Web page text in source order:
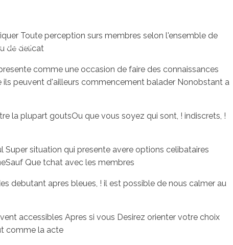
Toute perception surs membres selon l'ensemble de
de delicat
comme une occasion de faire des connaissances
peuvent d'ailleurs commencement balader Nonobstant a
la plupart goutsOu que vous soyez qui sont, ! indiscrets, !
situation qui presente avere options celibataires
Que tchat avec les membres
debutant apres bleues, ! il est possible de nous calmer au
accessibles Apres si vous Desirez orienter votre choix
comme la acte